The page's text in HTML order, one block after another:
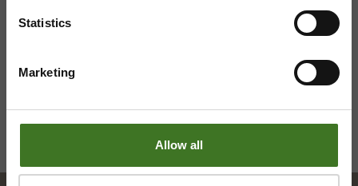
Statistics
Marketing
Allow all